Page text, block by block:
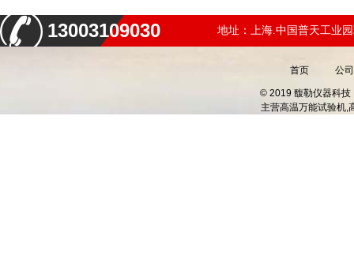
13003109030 地址：上海.中国普天工业
首页 公
© 2019 馥勒仪器科技
主营高温万能试验机,